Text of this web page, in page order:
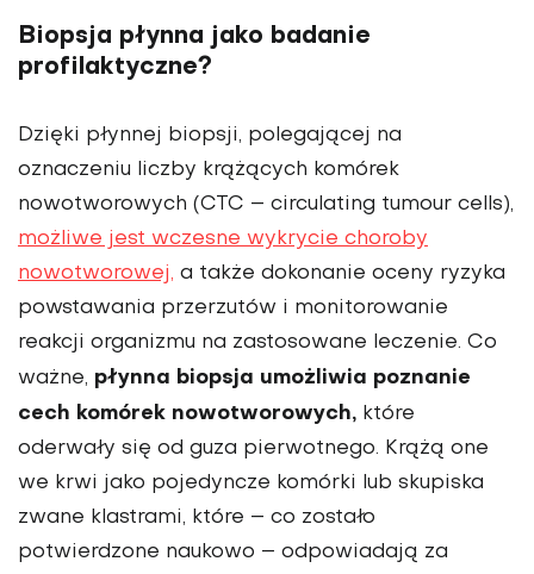
Biopsja płynna jako badanie
profilaktyczne?
Dzięki płynnej biopsji, polegającej na
oznaczeniu liczby krążących komórek
nowotworowych (CTC – circulating tumour cells),
możliwe jest wczesne wykrycie choroby
nowotworowej, a także dokonanie oceny ryzyka
powstawania przerzutów i monitorowanie
reakcji organizmu na zastosowane leczenie. Co
ważne, płynna biopsja umożliwia poznanie
cech komórek nowotworowych, które
oderwały się od guza pierwotnego. Krążą one
we krwi jako pojedyncze komórki lub skupiska
zwane klastrami, które – co zostało
potwierdzone naukowo – odpowiadają za